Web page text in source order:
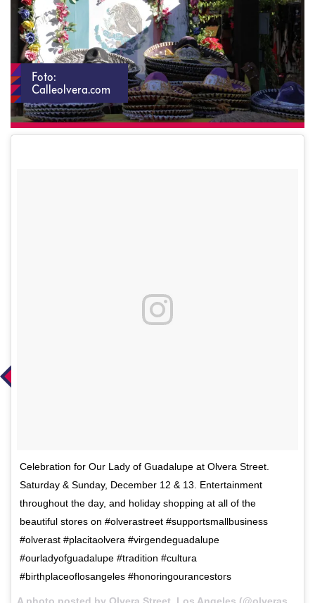
Foto:
Calleolvera.com
Celebration for Our Lady of Guadalupe at Olvera Street.
Saturday & Sunday, December 12 & 13. Entertainment
throughout the day, and holiday shopping at all of the
beautiful stores on #olverastreet #supportsmallbusiness
#olverast #placitaolvera #virgendeguadalupe
#ourladyofguadalupe #tradition #cultura
#birthplaceoflosangeles #honoringourancestors